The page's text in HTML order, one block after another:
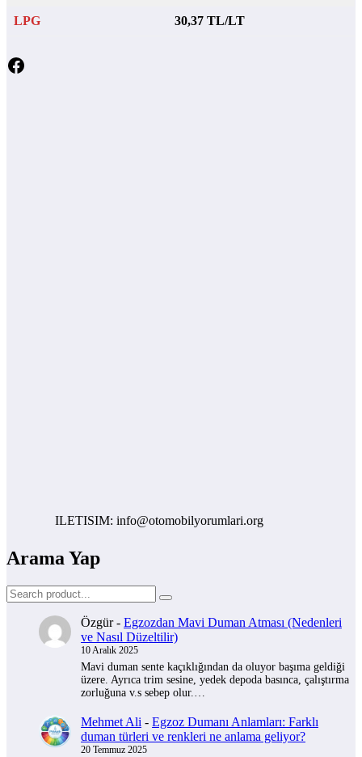
LPG 30,37 TL/LT
Facebook
ILETISIM: info@otomobilyorumlari.org
Arama Yap
Özgür- Egzozdan Mavi Duman Atması (Nedenleri
ve Nasıl Düzeltilir)
10 Aralık 2025
Mavi duman sente kaçıklığından da oluyor başıma geldiği
üzere. Ayrıca trim sesine, yedek depoda basınca, çalıştırma
zorluğuna v.s sebep olur.…
Mehmet Ali - Egzoz Dumanı Anlamları: Farklı
duman türleri ve renkleri ne anlama geliyor?
20 Temmuz 2025